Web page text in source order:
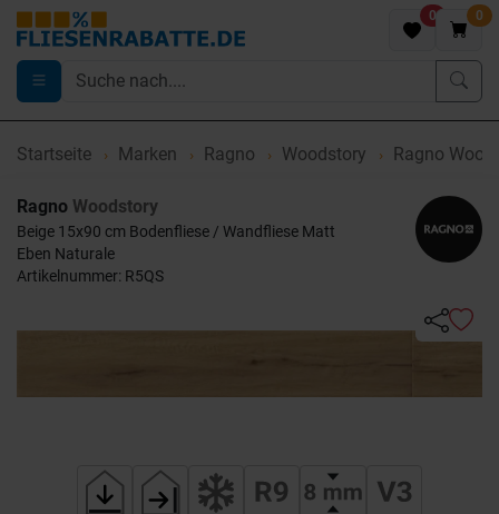
0 0
Startseite Marken Ragno Woodstory Ragno
Ragno Woodstory
Beige 15x90 cm Bodenfliese / Wandfliese Matt
Eben Naturale
Artikelnummer: R5QS